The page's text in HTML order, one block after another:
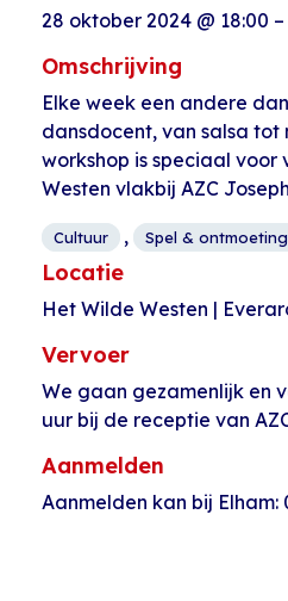
28 oktober 2024 @ 18:00 –
Omschrijving
Elke week een andere
dansdocent, van salsa tot
workshop is speciaal voor
Westen vlakbij AZC
Cultuur , Spel & ontmoeting
Locatie
Het Wilde Westen |
Vervoer
We gaan gezamenlijk en
uur bij de receptie van
Aanmelden
Aanmelden kan bij Elham: